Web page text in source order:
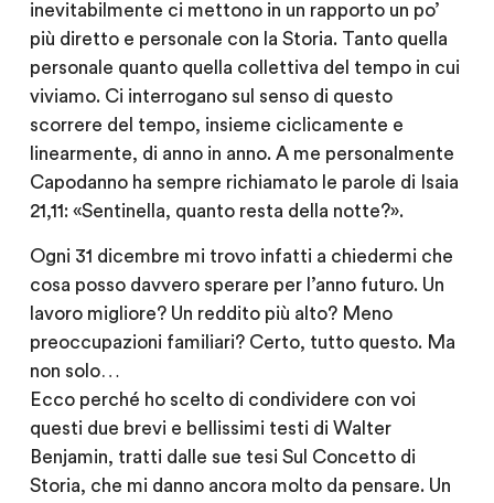
inevitabilmente ci mettono in un rapporto un po’
più diretto e personale con la Storia. Tanto quella
personale quanto quella collettiva del tempo in cui
viviamo. Ci interrogano sul senso di questo
scorrere del tempo, insieme ciclicamente e
linearmente, di anno in anno. A me personalmente
Capodanno ha sempre richiamato le parole di Isaia
21,11: «Sentinella, quanto resta della notte?».
Ogni 31 dicembre mi trovo infatti a chiedermi che
cosa posso davvero sperare per l’anno futuro. Un
lavoro migliore? Un reddito più alto? Meno
preoccupazioni familiari? Certo, tutto questo. Ma
non solo…
Ecco perché ho scelto di condividere con voi
questi due brevi e bellissimi testi di Walter
Benjamin, tratti dalle sue tesi Sul Concetto di
Storia, che mi danno ancora molto da pensare. Un